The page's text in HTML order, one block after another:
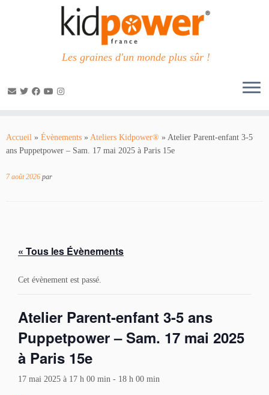
contenu
Les graines d'un monde plus sûr !
Accueil » Évènements » Ateliers Kidpower® » Atelier Parent-enfant 3-5
ans Puppetpower – Sam. 17 mai 2025 à Paris 15e
7 août 2026 par
« Tous les Évènements
Cet évènement est passé.
Atelier Parent-enfant 3-5 ans
Puppetpower – Sam. 17 mai 2025
à Paris 15e
17 mai 2025 à 17 h 00 min - 18 h 00 min